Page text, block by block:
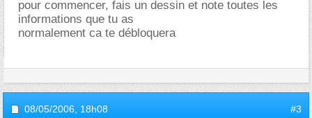
pour commencer, fais un dessin et note toutes les
informations que tu as
normalement ca te débloquera
08/05/2006, 18h08 #3